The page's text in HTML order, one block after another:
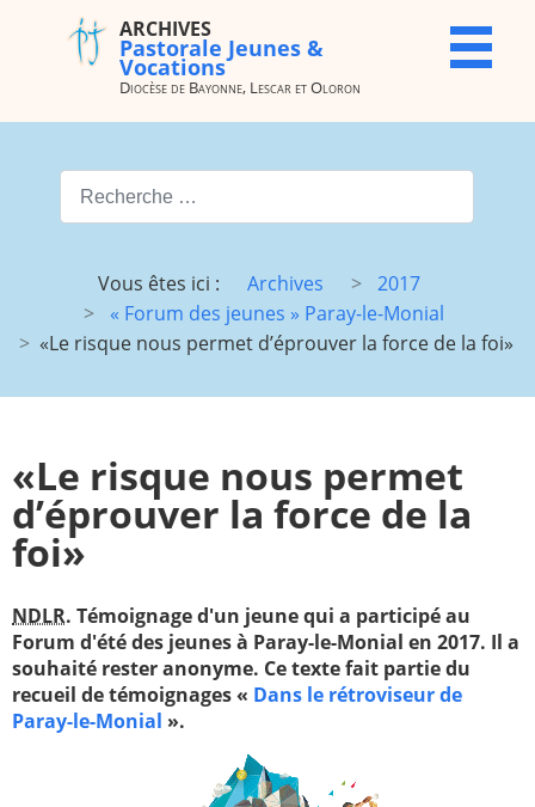
ARCHIVES
Pastorale
Lescar et
X
Vocations
JMJ
Garicoïts
Route
chantante
Maison St
Antoine
Paray-le-
Terre
Sainte
R.E. de
Taizé
Animateurs
—
ARCHIVES
Pastorale Jeunes &
Vocations
Diocèse de Bayonne, Lescar et Oloron
Valider
Vous êtes ici :
Archives
2017
« Forum des jeunes » Paray-le-Monial
«Le risque nous permet d’éprouver la force de la foi»
«Le risque nous permet
d’éprouver la force de la
foi»
NDLR. Témoignage d'un jeune qui a participé au
Forum d'été des jeunes à Paray-le-Monial en 2017. Il a
souhaité rester anonyme. Ce texte fait partie du
recueil de témoignages « Dans le rétroviseur de
Paray-le-Monial ».